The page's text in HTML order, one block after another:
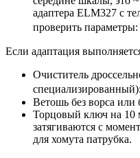
адаптера ELM327 с
проверить
Если адаптация
Очиститель
Ветошь без ворса
Торцовый ключ на 10
затягиваются с
для хомута патрубка.